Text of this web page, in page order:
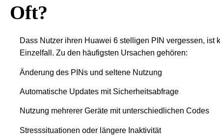
Oft?
Dass Nutzer ihren Huawei 6 stelligen PIN vergessen, ist
Einzelfall. Zu den häufigsten Ursachen gehören:
Änderung des PINs und seltene Nutzung
Automatische Updates mit Sicherheitsabfrage
Nutzung mehrerer Geräte mit unterschiedlichen Codes
Stresssituationen oder längere Inaktivität